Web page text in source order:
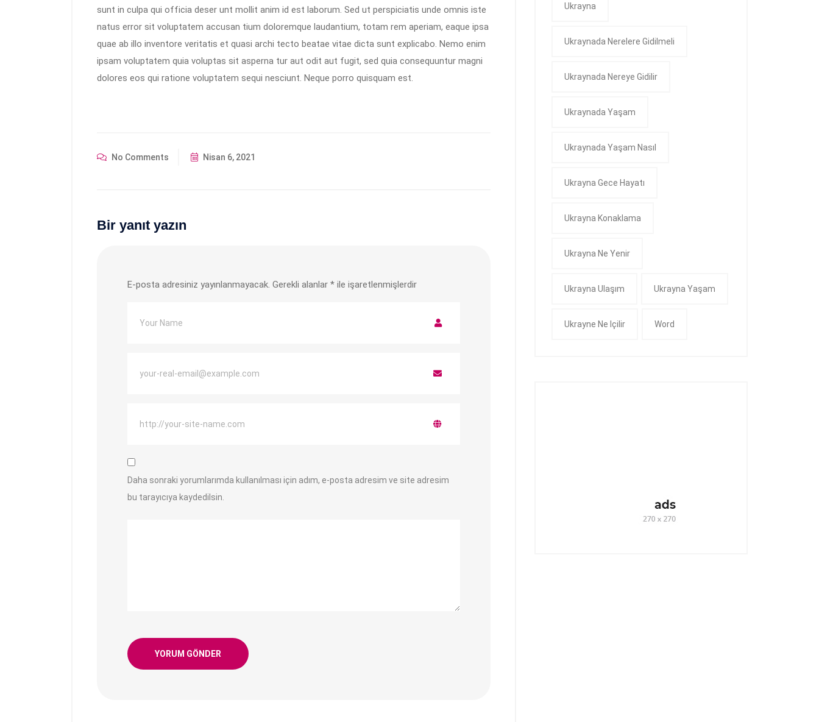
sunt in culpa qui officia deser unt mollit anim id est laborum. Sed ut perspiciatis unde omnis iste
natus error sit voluptatem accusan tium doloremque laudantium, totam rem aperiam, eaque ipsa
quae ab illo inventore veritatis et quasi archi tecto beatae vitae dicta sunt explicabo. Nemo enim
ipsam voluptatem quia voluptas sit asperna tur aut odit aut fugit, sed quia consequuntur magni
dolores eos qui ratione voluptatem sequi nesciunt. Neque porro quisquam est.
No Comments Nisan 6, 2021
Bir yanıt yazın
E-posta adresiniz yayınlanmayacak. Gerekli alanlar * ile işaretlenmişlerdir
Daha sonraki yorumlarımda kullanılması için adım, e-posta adresim ve site adresim
bu tarayıcıya kaydedilsin.
Ukrayna
Ukraynada Nerelere Gidilmeli
Ukraynada Nereye Gidilir
Ukraynada Yaşam
Ukraynada Yaşam Nasıl
Ukrayna Gece Hayatı
Ukrayna Konaklama
Ukrayna Ne Yenir
Ukrayna Ulaşım Ukrayna Yaşam
Ukrayne Ne Içilir Word